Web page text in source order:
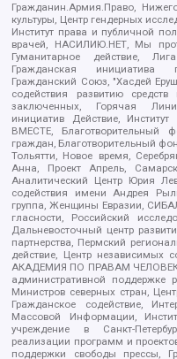
Гражданин.Армия.Право,
культуры, Центр гендерных
Институт права и публичной
врачей, НАСИЛИЮ.НЕТ, Мы
Гуманитарное действие,
Гражданская инициатива
Гражданский Союз, "Хасдей
содействия развитию
заключенных, Горячая
инициатив Действие,
ВМЕСТЕ,
граждан, Благотворительный
Тольятти, Новое время,
Анна, Проект Апрель,
Аналитический Центр Юрия
содействия имени Андрея
группа, Женщины Евразии,
гласности, Российский
Дальневосточный центр
партнерства, Пермский
действие, Центр независимых
АКАДЕМИЯ ПО ПРАВАМ
административной поддержке
Министров северных стран,
Гражданское содействие,
Массовой Информации,
учреждение в Санкт-
реализации программ и
поддержки свободы прессы,